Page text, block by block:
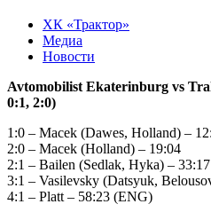
ХК «Трактор»
Медиа
Новости
Avtomobilist Ekaterinburg vs
0:1, 2:0)
1:0 – Macek (Dawes, Holland) –
2:0 – Macek (Holland) – 19:04
2:1 – Bailen (Sedlak, Hyka) – 33:17
3:1 – Vasilevsky (Datsyuk,
4:1 – Platt – 58:23 (ENG)